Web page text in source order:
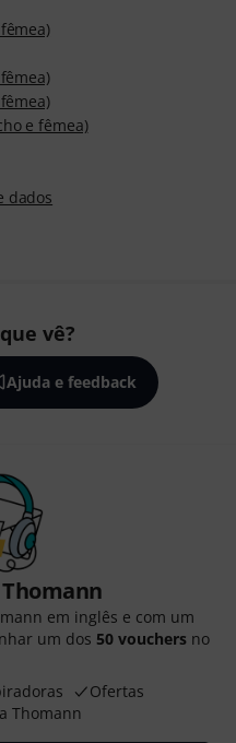
e fêmea)
dados
vê?
Ajuda e feedback
em inglês e com um
um dos 50 vouchers no
Ofertas
Thomann